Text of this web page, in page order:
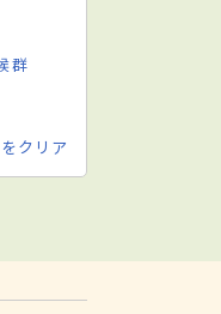
群
クリア